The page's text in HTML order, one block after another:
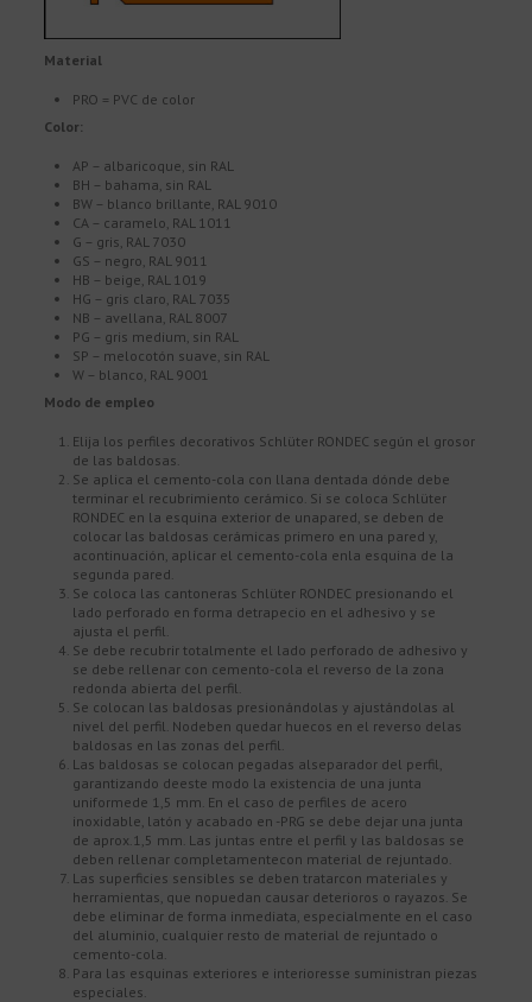
Material
PRO = PVC de color
Color:
AP – albaricoque, sin RAL
BH – bahama, sin RAL
BW – blanco brillante, RAL 9010
CA – caramelo, RAL 1011
G – gris, RAL 7030
GS – negro, RAL 9011
HB – beige, RAL 1019
HG – gris claro, RAL 7035
NB – avellana, RAL 8007
PG – gris medium, sin RAL
SP – melocotón suave, sin RAL
W – blanco, RAL 9001
Modo de empleo
Elija los perfiles decorativos Schlüter RONDEC según el grosor
de las baldosas.
Se aplica el cemento-cola con llana dentada dónde debe
terminar el recubrimiento cerámico. Si se coloca Schlüter
RONDEC en la esquina exterior de unapared, se deben de
colocar las baldosas cerámicas primero en una pared y,
acontinuación, aplicar el cemento-cola enla esquina de la
segunda pared.
Se coloca las cantoneras Schlüter RONDEC presionando el
lado perforado en forma detrapecio en el adhesivo y se
ajusta el perfil.
Se debe recubrir totalmente el lado perforado de adhesivo y
se debe rellenar con cemento-cola el reverso de la zona
redonda abierta del perfil.
Se colocan las baldosas presionándolas y ajustándolas al
nivel del perfil. Nodeben quedar huecos en el reverso delas
baldosas en las zonas del perfil.
Las baldosas se colocan pegadas alseparador del perfil,
garantizando deeste modo la existencia de una junta
uniformede 1,5 mm. En el caso de perfiles de acero
inoxidable, latón y acabado en -PRG se debe dejar una junta
de aprox.1,5 mm. Las juntas entre el perfil y las baldosas se
deben rellenar completamentecon material de rejuntado.
Las superficies sensibles se deben tratarcon materiales y
herramientas, que nopuedan causar deterioros o rayazos. Se
debe eliminar de forma inmediata, especialmente en el caso
del aluminio, cualquier resto de material de rejuntado o
cemento-cola.
Para las esquinas exteriores e interioresse suministran piezas
especiales.